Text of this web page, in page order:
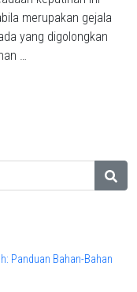
merupakan gejala
yang digolongkan
…
Panduan Bahan-Bahan